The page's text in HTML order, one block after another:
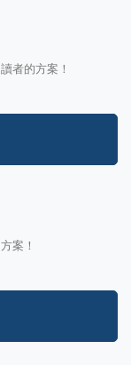
者的方案！
案！